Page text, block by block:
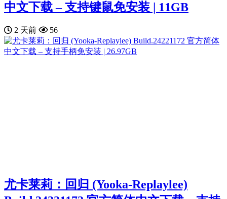
中文下载 – 支持键鼠免安装 | 11GB
2 天前 56
尤卡莱莉：回归 (Yooka-Replaylee)